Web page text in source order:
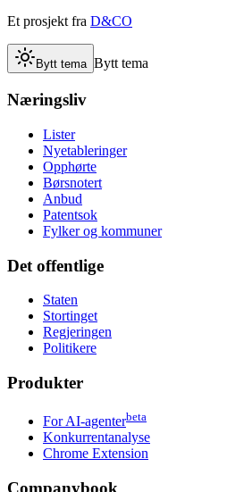
Et prosjekt fra D&CO
Bytt tema Bytt tema
Næringsliv
Lister
Nyetableringer
Opphørte
Børsnotert
Anbud
Patentsok
Fylker og kommuner
Det offentlige
Staten
Stortinget
Regjeringen
Politikere
Produkter
For AI-agenterbeta
Konkurrentanalyse
Chrome Extension
Companybook